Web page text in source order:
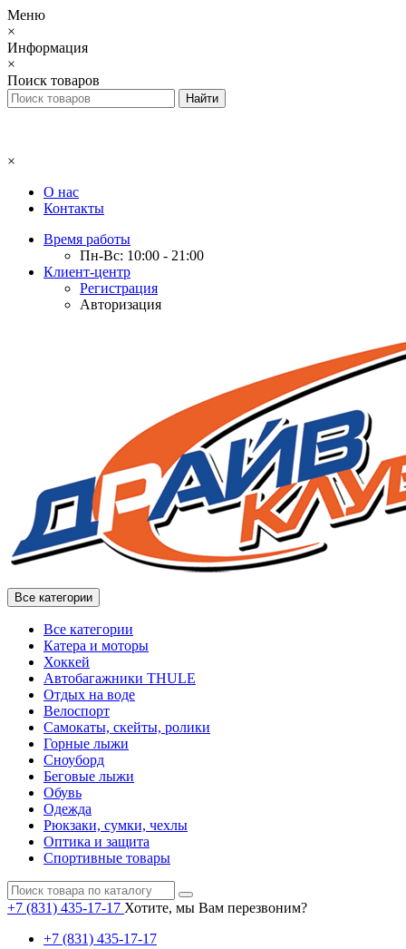
Меню
×
Информация
×
Поиск товаров
×
О нас
Контакты
Время работы
Пн-Вс: 10:00 - 21:00
Клиент-центр
Регистрация
Авторизация
Все категории
Все категории
Катера и моторы
Хоккей
Автобагажники THULE
Отдых на воде
Велоспорт
Самокаты, скейты, ролики
Горные лыжи
Сноуборд
Беговые лыжи
Обувь
Одежда
Рюкзаки, сумки, чехлы
Оптика и защита
Спортивные товары
+7 (831) 435-17-17 Хотите, мы Вам перезвоним?
+7 (831) 435-17-17